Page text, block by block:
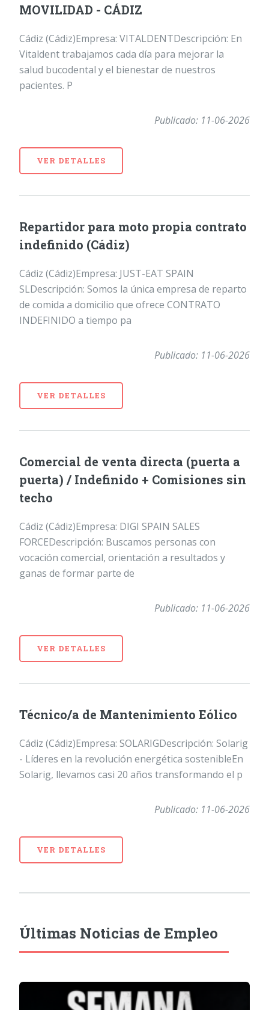
MOVILIDAD - CÁDIZ
Cádiz (Cádiz)Empresa: VITALDENTDescripción: En
Vitaldent trabajamos cada día para mejorar la
salud bucodental y el bienestar de nuestros
pacientes. P
Publicado: 11-06-2026
VER DETALLES
Repartidor para moto propia contrato
indefinido (Cádiz)
Cádiz (Cádiz)Empresa: JUST-EAT SPAIN
SLDescripción: Somos la única empresa de reparto
de comida a domicilio que ofrece CONTRATO
INDEFINIDO a tiempo pa
Publicado: 11-06-2026
VER DETALLES
Comercial de venta directa (puerta a
puerta) / Indefinido + Comisiones sin
techo
Cádiz (Cádiz)Empresa: DIGI SPAIN SALES
FORCEDescripción: Buscamos personas con
vocación comercial, orientación a resultados y
ganas de formar parte de
Publicado: 11-06-2026
VER DETALLES
Técnico/a de Mantenimiento Eólico
Cádiz (Cádiz)Empresa: SOLARIGDescripción: Solarig
- Líderes en la revolución energética sostenibleEn
Solarig, llevamos casi 20 años transformando el p
Publicado: 11-06-2026
VER DETALLES
Últimas Noticias de Empleo